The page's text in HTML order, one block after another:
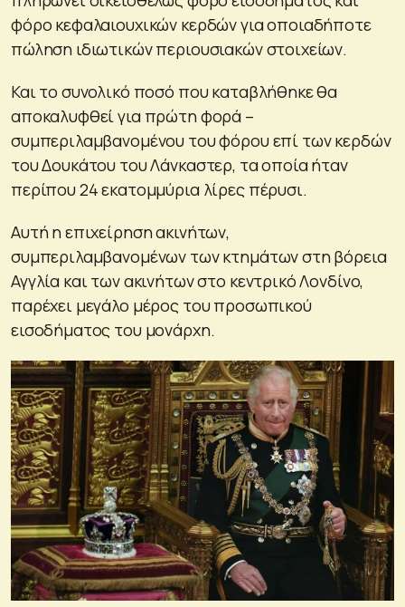
φόρο κεφαλαιουχικών κερδών για οποιαδήποτε
πώληση ιδιωτικών περιουσιακών στοιχείων.
Και το συνολικό ποσό που καταβλήθηκε θα
αποκαλυφθεί για πρώτη φορά –
συμπεριλαμβανομένου του φόρου επί των κερδών
του Δουκάτου του Λάνκαστερ, τα οποία ήταν
περίπου 24 εκατομμύρια λίρες πέρυσι.
Αυτή η επιχείρηση ακινήτων,
συμπεριλαμβανομένων των κτημάτων στη βόρεια
Αγγλία και των ακινήτων στο κεντρικό Λονδίνο,
παρέχει μεγάλο μέρος του προσωπικού
εισοδήματος του μονάρχη.